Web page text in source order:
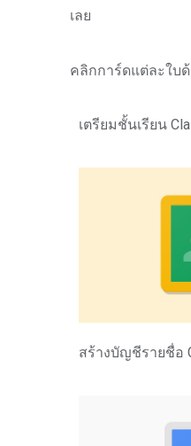
เลย
คลิกการ์ดแต่ละใบ
เตรียมชั้นเรียน
สร้างบัญชีรายชื่อ